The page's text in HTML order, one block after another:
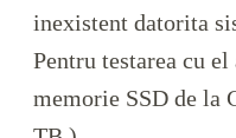
inexistent datorita
Pentru testarea cu
memorie SSD de la